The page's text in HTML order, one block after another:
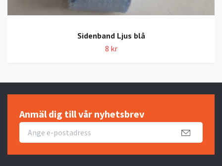
Sidenband Ljus blå
8 kr
Anmäl dig till vår nyhetsbrev